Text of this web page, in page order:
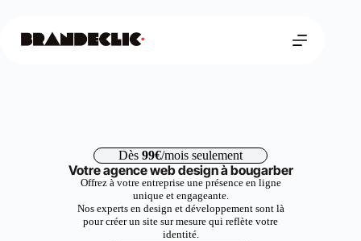
Dès 99€/mois seulement
Votre agence web design à bougarber
Offrez à votre entreprise une présence en ligne
unique et engageante.
Nos experts en design et développement sont là
pour créer un site sur mesure qui reflète votre
identité.